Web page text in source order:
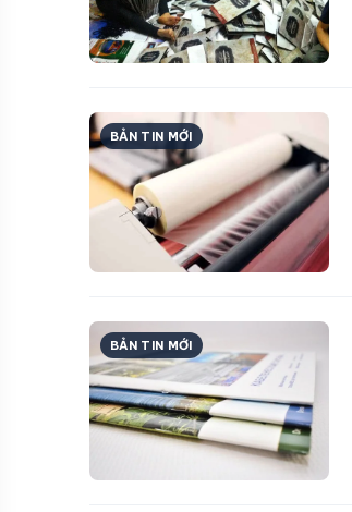
BẢN TIN MỚI
BẢN TIN MỚI